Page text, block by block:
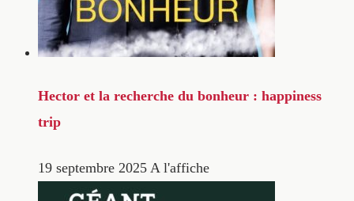
Hector et la recherche du bonheur : happiness
trip
19 septembre 2025 A l'affiche